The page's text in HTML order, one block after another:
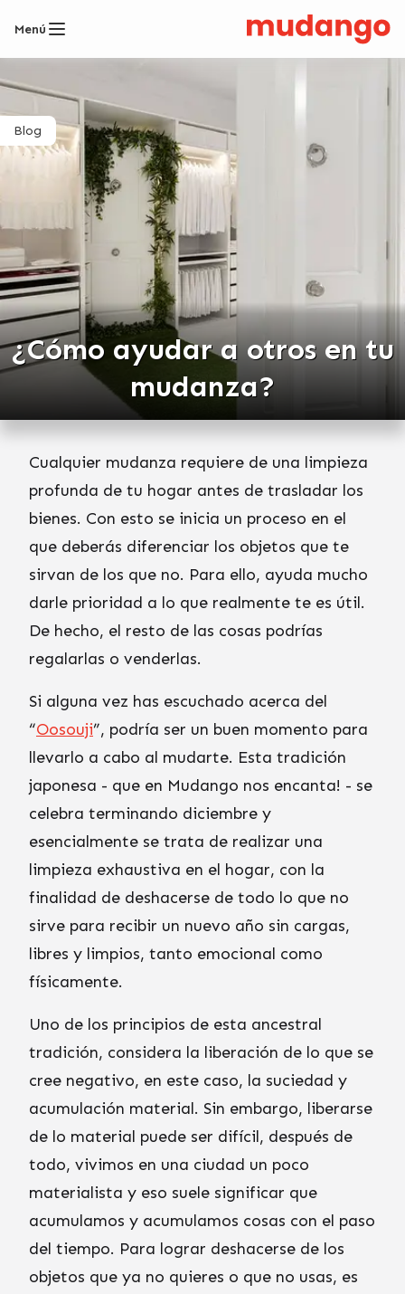
Menú
¿Cómo ayudar a otros en tu
mudanza?
Blog
Cualquier mudanza requiere de una limpieza
profunda de tu hogar antes de trasladar los
bienes. Con esto se inicia un proceso en el
que deberás diferenciar los objetos que te
sirvan de los que no. Para ello, ayuda mucho
darle prioridad a lo que realmente te es útil.
De hecho, el resto de las cosas podrías
regalarlas o venderlas.
Si alguna vez has escuchado acerca del
“Oosouji”, podría ser un buen momento para
llevarlo a cabo al mudarte. Esta tradición
japonesa - que en Mudango nos encanta! - se
celebra terminando diciembre y
esencialmente se trata de realizar una
limpieza exhaustiva en el hogar, con la
finalidad de deshacerse de todo lo que no
sirve para recibir un nuevo año sin cargas,
libres y limpios, tanto emocional como
físicamente.
Uno de los principios de esta ancestral
tradición, considera la liberación de lo que se
cree negativo, en este caso, la suciedad y
acumulación material. Sin embargo, liberarse
de lo material puede ser difícil, después de
todo, vivimos en una ciudad un poco
materialista y eso suele significar que
acumulamos y acumulamos cosas con el paso
del tiempo. Para lograr deshacerse de los
objetos que ya no quieres o que no usas, es